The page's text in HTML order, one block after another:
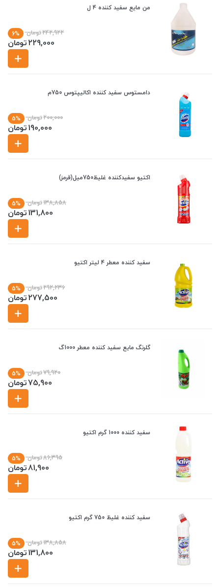
من مایع سفید کننده 4 ل
242,922تومان 6%
229,000تومان
دامستوس سفید کننده اکالیپتوس 750م
200,000تومان 5%
190,000تومان
اکتیو سفیدکننده غلیظ750میل(قرمز)
138,858تومان 5%
131,800تومان
سفید کننده معطر 4 لیتر اکتیو
292,236تومان 5%
277,500تومان
گلرنگ مایع سفید کننده معطر 1000گ
79,920تومان 5%
75,900تومان
سفید کننده 1000 گرم اکتیو
86,395تومان 5%
81,900تومان
سفید کننده غلیظ 750 گرم اکتیو
138,858تومان 5%
131,800تومان